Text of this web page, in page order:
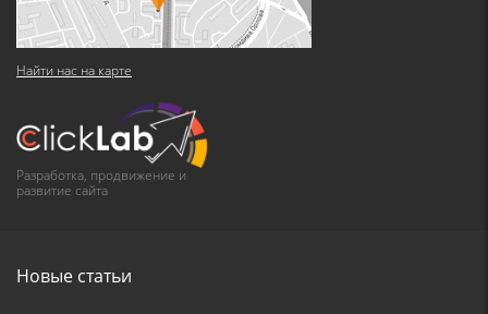
Найти нас на карте
Разработка, продвижение и
развитие сайта
Новые статьи